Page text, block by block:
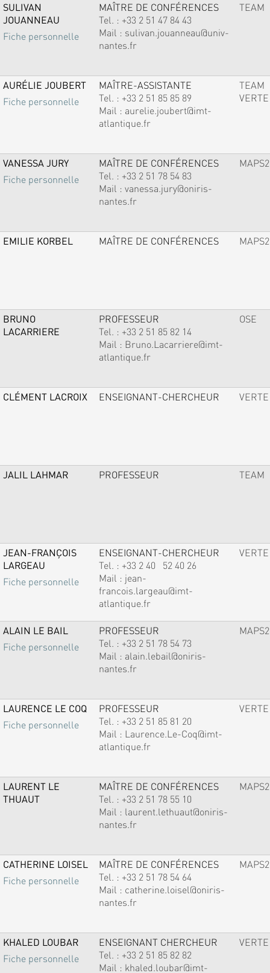
SULIVAN
JOUANNEAU
Fiche personnelle
MAÎTRE DE CONFÉRENCES
Tel. : +33 2 51 47 84 43
Mail : sulivan.jouanneau@univ-
nantes.fr
TEAM
AURÉLIE JOUBERT
Fiche personnelle
MAÎTRE-ASSISTANTE
Tel. : +33 2 51 85 85 89
Mail : aurelie.joubert@imt-
atlantique.fr
TEAM
VERTE
VANESSA JURY
Fiche personnelle
MAÎTRE DE CONFÉRENCES
Tel. : +33 2 51 78 54 83
Mail : vanessa.jury@oniris-
nantes.fr
MAPS2
EMILIE KORBEL MAÎTRE DE CONFÉRENCES MAPS2
BRUNO
LACARRIERE
PROFESSEUR
Tel. : +33 2 51 85 82 14
Mail : Bruno.Lacarriere@imt-
atlantique.fr
OSE
CLÉMENT LACROIX ENSEIGNANT-CHERCHEUR VERTE
JALIL LAHMAR PROFESSEUR TEAM
JEAN-FRANÇOIS
LARGEAU
Fiche personnelle
ENSEIGNANT-CHERCHEUR
Tel. : +33 2 40 52 40 26
Mail : jean-
francois.largeau@imt-
atlantique.fr
VERTE
ALAIN LE BAIL
Fiche personnelle
PROFESSEUR
Tel. : +33 2 51 78 54 73
Mail : alain.lebail@oniris-
nantes.fr
MAPS2
LAURENCE LE COQ
Fiche personnelle
PROFESSEUR
Tel. : +33 2 51 85 81 20
Mail : Laurence.Le-Coq@imt-
atlantique.fr
VERTE
LAURENT LE
THUAUT
MAÎTRE DE CONFÉRENCES
Tel. : +33 2 51 78 55 10
Mail : laurent.lethuaut@oniris-
nantes.fr
MAPS2
CATHERINE LOISEL
Fiche personnelle
MAÎTRE DE CONFÉRENCES
Tel. : +33 2 51 78 54 64
Mail : catherine.loisel@oniris-
nantes.fr
MAPS2
KHALED LOUBAR
Fiche personnelle
ENSEIGNANT CHERCHEUR
Tel. : +33 2 51 85 82 82
Mail : khaled.loubar@imt-
VERTE